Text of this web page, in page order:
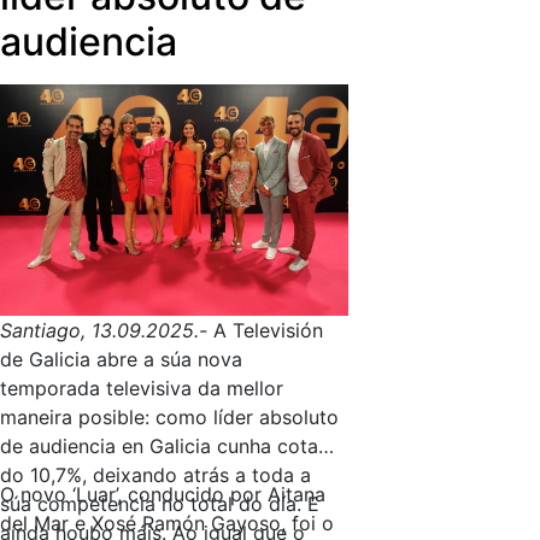
outras canles musicais do grupo
público.Son Galicia Radio
galego as 24 horas do día e os 365
días do ano, mentres queRadio
Picariña, a canle infantil e xuvenil,
manterá unha programación variada
para este outono-inverno.
audiencia
Santiago, 13.09.2025.- A Televisión
de Galicia abre a súa nova
temporada televisiva da mellor
maneira posible: como líder absoluto
de audiencia en Galicia cunha cota
do 10,7%, deixando atrás a toda a
súa competencia no total do día. E
aínda houbo máis. Ao igual que o
O novo ‘Luar’, conducido por Aitana
del Mar e Xosé Ramón Gayoso, foi o